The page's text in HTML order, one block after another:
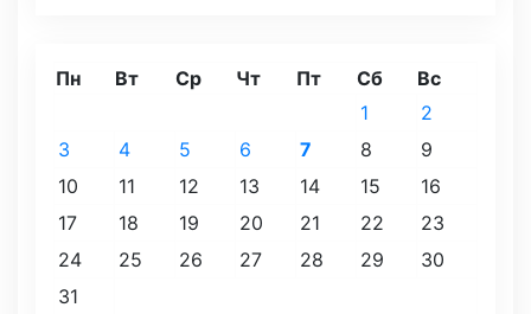
Пн Вт Ср Чт Пт Сб Вс
1
2
3
4 5 6 7 8
9
10
11 12 13 14 15
16
17
18 19 20 21 22
23
24
25 26 27 28 29
30
31